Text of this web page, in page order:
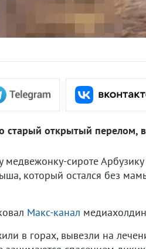
открытый перелом,
сироте
который остался без
Макс-канал
в горах, вывезли на